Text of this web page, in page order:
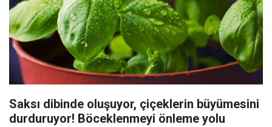
Saksı dibinde oluşuyor, çiçeklerin büyümesini
durduruyor! Böceklenmeyi önleme yolu